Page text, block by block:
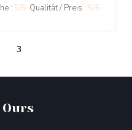
: 5/5 Qualität / Preis : 5/5
3